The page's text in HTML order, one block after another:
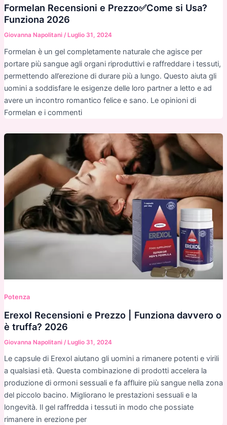
Formelan Recensioni e Prezzo✅Come si Usa?
Funziona 2026
Giovanna Napolitani /Luglio 31, 2024
Formelan è un gel completamente naturale che agisce per
portare più sangue agli organi riproduttivi e raffreddare i tessuti,
permettendo all’erezione di durare più a lungo. Questo aiuta gli
uomini a soddisfare le esigenze delle loro partner a letto e ad
avere un incontro romantico felice e sano. Le opinioni di
Formelan e i commenti
Potenza
Erexol Recensioni e Prezzo | Funziona davvero o
è truffa? 2026
Giovanna Napolitani /Luglio 31, 2024
Le capsule di Erexol aiutano gli uomini a rimanere potenti e virili
a qualsiasi età. Questa combinazione di prodotti accelera la
produzione di ormoni sessuali e fa affluire più sangue nella zona
del piccolo bacino. Migliorano le prestazioni sessuali e la
longevità. Il gel raffredda i tessuti in modo che possiate
rimanere in erezione per